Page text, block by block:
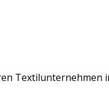
Textilunternehmen